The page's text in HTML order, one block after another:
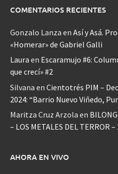
COMENTARIOS RECIENTES
Gonzalo Lanza en Así y Asá.
«Homerar» de Gabriel Galli
Laura en Escaramujo #6:
que crecí» #2
Silvana en Cientotrés PIM –
2024: “Barrio Nuevo Viñedo,
Maritza Cruz Arzola en
– LOS METALES DEL TERROR
AHORA EN VIVO